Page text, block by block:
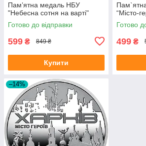
Пам’ятна медаль НБУ
"Небесна сотня на варті"
Готово до відправки
599 ₴ 849 ₴
Купити
“Місто-
Готово
499 ₴
–14%